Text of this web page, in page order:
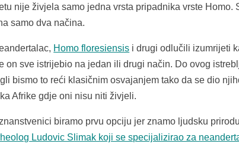
nije živjela samo jedna vrsta pripadnika vrste Homo.
samo dva načina.
Homo floresiensis i drugi odlučili izumrijeti
on sve istrijebio na jedan ili drugi način. Do ovog
bismo to reći klasičnim osvajanjem tako da se dio
Afrike gdje oni nisu niti živjeli.
biramo prvu opciju jer znamo ljudsku
Ludovic Slimak koji se specijalizirao za